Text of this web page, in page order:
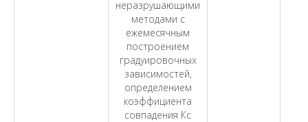
неразрушающими
методами с
ежемесячным
построением
градуировочных
зависимостей,
определением
коэффициента
совпадения Кс